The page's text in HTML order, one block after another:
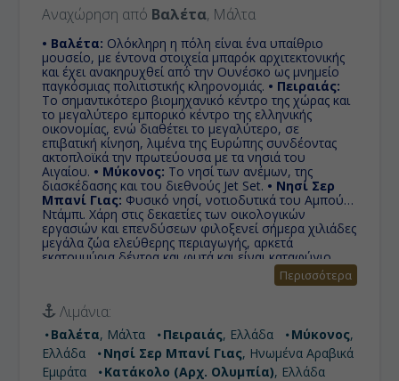
Αναχώρηση από Βαλέτα, Μάλτα
• Βαλέτα: Ολόκληρη η πόλη είναι ένα υπαίθριο
μουσείο, με έντονα στοιχεία μπαρόκ αρχιτεκτονικής
και έχει ανακηρυχθεί από την Ουνέσκο ως μνημείο
παγκόσμιας πολιτιστικής κληρονομιάς. • Πειραιάς:
Το σημαντικότερο βιομηχανικό κέντρο της χώρας και
το μεγαλύτερο εμπορικό κέντρο της ελληνικής
οικονομίας, ενώ διαθέτει το μεγαλύτερο, σε
επιβατική κίνηση, λιμένα της Ευρώπης συνδέοντας
ακτοπλοϊκά την πρωτεύουσα με τα νησιά του
Αιγαίου. • Μύκονος: Το νησί των ανέμων, της
διασκέδασης και του διεθνούς Jet Set.• Νησί Σερ
Μπανί Γιας: Φυσικό νησί, νοτιοδυτικά του Αμπού
Ντάμπι. Χάρη στις δεκαετίες των οικολογικών
εργασιών και επενδύσεων φιλοξενεί σήμερα χιλιάδες
μεγάλα ζώα ελεύθερης περιαγωγής, αρκετά
εκατομμύρια δέντρα και φυτά και είναι καταφύγιο
πτηνών απόθεμα άγριας ζωής. Το νησί προβάλλει τη
φύση μέσα από δραστηριότητες όπως σαφάρι
περιπέτειας, καγιάκ, ορεινή ποδηλασία, τοξοβολία,
πεζοπορία κλπ.
Παραλιακή κωμόπολη, με φυσικές ομορφιές και σε
μικρή απόσταση από την Αρχαία Ολυμπία, όπου
γίνονταν οι Ολυμπιακοί αγώνες στην αρχαιότητα.
Περισσότερα
Λιμάνια:
Βαλέτα, Μάλτα Πειραιάς, Ελλάδα Μύκονος,
Ελλάδα
Νησί Σερ Μπανί Γιας, Ηνωμένα Αραβικά
Εμιράτα
Κατάκολο (Αρχ. Ολυμπία), Ελλάδα